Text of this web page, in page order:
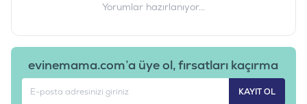
Tedarikçi Ürün Kodu
: EVR2222
Yorumlar hazırlanıyor...
evinemama.com’a üye ol, fırsatları kaçırma
KAYIT OL